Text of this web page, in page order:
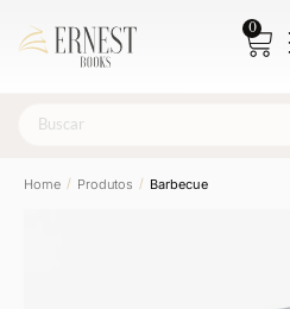
0
Home / Produtos / Barbecue